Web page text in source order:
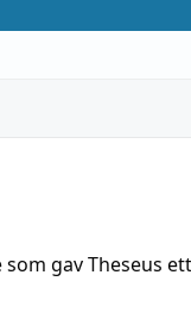
gav Theseus